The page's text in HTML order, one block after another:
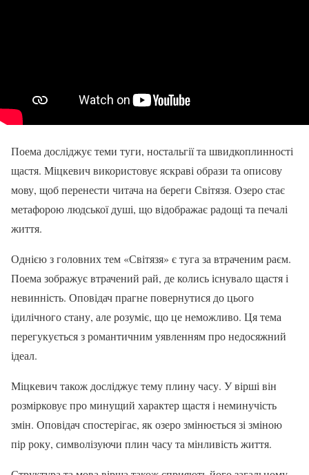
Поема досліджує теми туги, ностальгії та швидкоплинності
щастя. Міцкевич використовує яскраві образи та описову
мову, щоб перенести читача на береги Світязя. Озеро стає
метафорою людської душі, що відображає радощі та печалі
життя.
Однією з головних тем «Світязя» є туга за втраченим раєм.
Поема зображує втрачений рай, де колись існувало щастя і
невинність. Оповідач прагне повернутися до цього
ідилічного стану, але розуміє, що це неможливо. Ця тема
перегукується з романтичним уявленням про недосяжний
ідеал.
Міцкевич також досліджує тему плину часу. У вірші він
розмірковує про минущий характер щастя і неминучість
змін. Оповідач спостерігає, як озеро змінюється зі зміною
пір року, символізуючи плин часу та мінливість життя.